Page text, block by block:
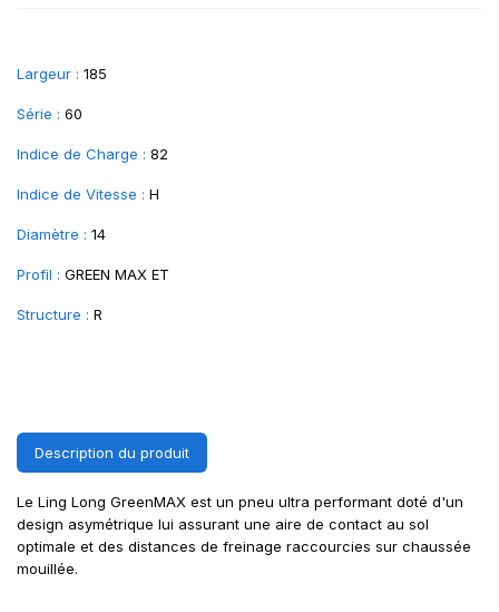
Largeur : 185
Série : 60
Indice de Charge : 82
Indice de Vitesse : H
Diamètre : 14
Profil : GREEN MAX ET
Structure : R
Description du produit
Le Ling Long GreenMAX est un pneu ultra performant doté d'un
design asymétrique lui assurant une aire de contact au sol
optimale et des distances de freinage raccourcies sur chaussée
mouillée.